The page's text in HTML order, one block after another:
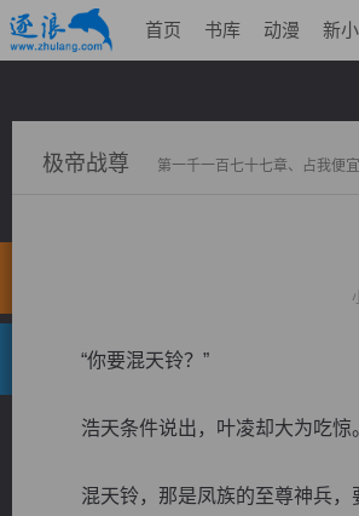
首页 书库 动漫 新
极帝战尊 第一千一百七十七章、占我便宜
“你要混天铃？”
浩天条件说出，叶凌却大为吃惊
混天铃，那是凤族的至尊神兵，